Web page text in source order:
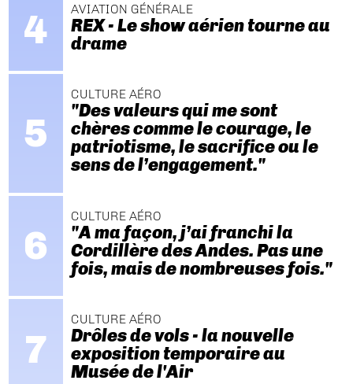
AVIATION GÉNÉRALE
REX - Le show aérien tourne au
drame
CULTURE AÉRO
"Des valeurs qui me sont
chères comme le courage, le
patriotisme, le sacrifice ou le
sens de l’engagement."
CULTURE AÉRO
"A ma façon, j’ai franchi la
Cordillère des Andes. Pas une
fois, mais de nombreuses fois."
CULTURE AÉRO
Drôles de vols - la nouvelle
exposition temporaire au
Musée de l'Air